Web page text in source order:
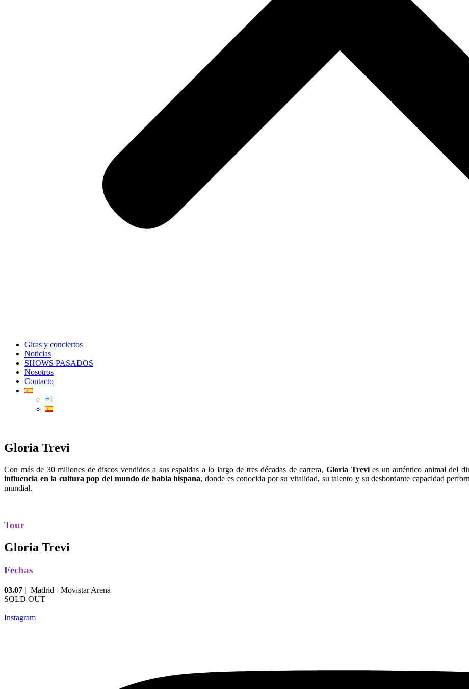
Giras y conciertos
Noticias
SHOWS PASADOS
Nosotros
Contacto
Gloria Trevi
Con más de 30 millones de discos vendidos a sus espaldas a lo largo de tres décadas de carrera, Gloria Trevies un auténtico animal del
influencia en la cultura pop del mundo de habla hispana, donde es conocida por su vitalidad, su talento y su desbordante capacidad
mundial.
Tour
Gloria Trevi
Fechas
03.07 | Madrid - Movistar Arena
SOLD OUT
Instagram